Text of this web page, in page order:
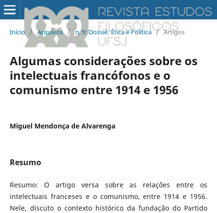
Início / Arquivos / n. 9: Dossiê: Ética e Política / Artigos
Algumas considerações sobre os
intelectuais francófonos e o
comunismo entre 1914 e 1956
Miguel Mendonça de Alvarenga
Resumo
Resumo: O artigo versa sobre as relações entre os
intelectuais franceses e o comunismo, entre 1914 e 1956.
Nele, discuto o contexto histórico da fundação do Partido